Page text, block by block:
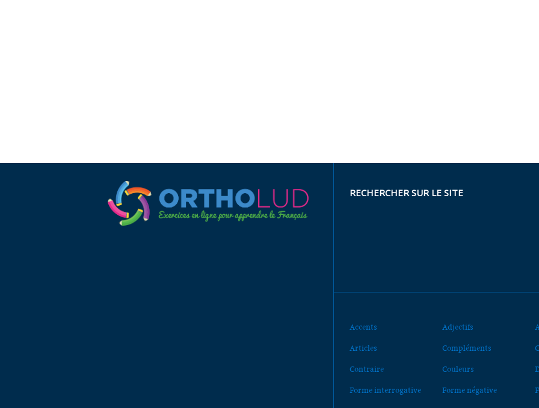
RECHERCHER SUR LE SITE
Accents Adjectifs
Articles Compléments
Contraire Couleurs
Forme interrogative Forme négative